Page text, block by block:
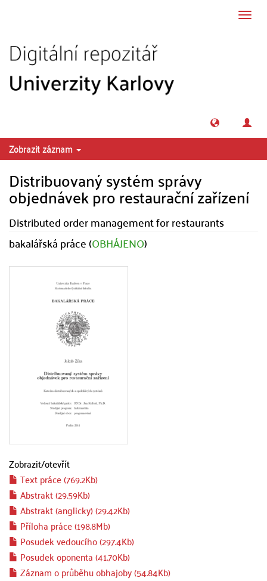
Zobrazit záznam
Distribuovaný systém správy
objednávek pro restaurační zařízení
Distributed order management for restaurants
bakalářská práce (OBHÁJENO)
Zobrazit/otevřít
Text práce (769.2Kb)
Abstrakt (29.59Kb)
Abstrakt (anglicky) (29.42Kb)
Příloha práce (198.8Mb)
Posudek vedoucího (297.4Kb)
Posudek oponenta (41.70Kb)
Záznam o průběhu obhajoby (54.84Kb)